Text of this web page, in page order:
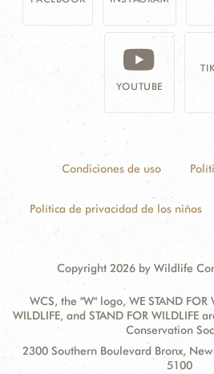
YOUTUBE
Condiciones de uso
Política de privacidad de los niños
Copyright 2026 by Wildlife
WCS, the "W" logo, WE STAND FOR
WILDLIFE, and STAND FOR WILDLIFE
Conservation
Contact
Address:
2300 Southern Boulevard Bronx,
5100